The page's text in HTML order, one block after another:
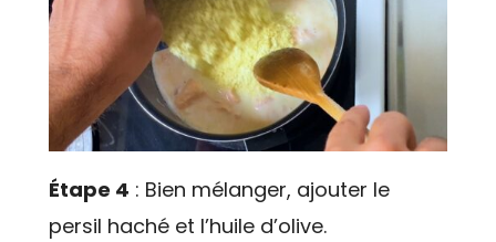
Étape 4 : Bien mélanger, ajouter le
persil haché et l’huile d’olive.